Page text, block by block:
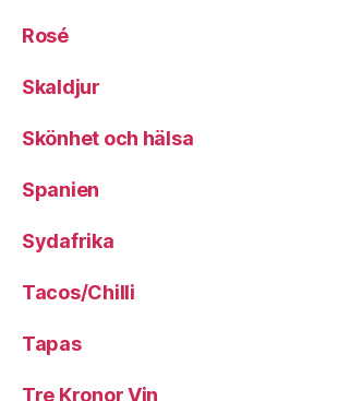
Rosé
Skaldjur
Skönhet och hälsa
Spanien
Sydafrika
Tacos/Chilli
Tapas
Tre Kronor Vin